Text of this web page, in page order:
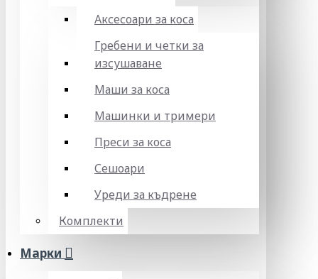
Аксесоари за коса
Гребени и четки за
изсушаване
Маши за коса
Машинки и тримери
Преси за коса
Сешоари
Уреди за къдрене
Комплекти
Марки